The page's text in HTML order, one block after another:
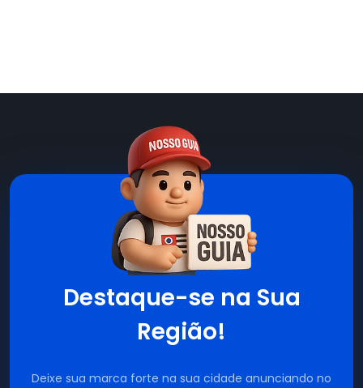
Destaque-se na Sua
Região!
Deixe sua marca forte na sua cidade anunciando no